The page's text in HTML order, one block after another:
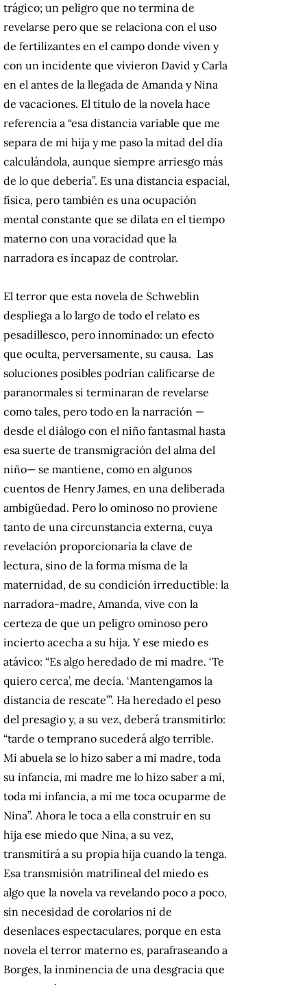
trágico; un peligro que no termina de
revelarse pero que se relaciona con el uso
de fertilizantes en el campo donde viven y
con un incidente que vivieron David y Carla
en el antes de la llegada de Amanda y Nina
de vacaciones. El título de la novela hace
referencia a “esa distancia variable que me
separa de mi hija y me paso la mitad del día
calculándola, aunque siempre arriesgo más
de lo que debería”. Es una distancia espacial,
física, pero también es una ocupación
mental constante que se dilata en el tiempo
materno con una voracidad que la
narradora es incapaz de controlar.
El terror que esta novela de Schweblin
despliega a lo largo de todo el relato es
pesadillesco, pero innominado: un efecto
que oculta, perversamente, su causa. Las
soluciones posibles podrían calificarse de
paranormales si terminaran de revelarse
como tales, pero todo en la narración —
desde el diálogo con el niño fantasmal hasta
esa suerte de transmigración del alma del
niño— se mantiene, como en algunos
cuentos de Henry James, en una deliberada
ambigüedad. Pero lo ominoso no proviene
tanto de una circunstancia externa, cuya
revelación proporcionaría la clave de
lectura, sino de la forma misma de la
maternidad, de su condición irreductible: la
narradora-madre, Amanda, vive con la
certeza de que un peligro ominoso pero
incierto acecha a su hija. Y ese miedo es
atávico: “Es algo heredado de mi madre. ‘Te
quiero cerca’, me decía. ‘Mantengamos la
distancia de rescate’”. Ha heredado el peso
del presagio y, a su vez, deberá transmitirlo:
“tarde o temprano sucederá algo terrible.
Mi abuela se lo hizo saber a mi madre, toda
su infancia, mi madre me lo hizo saber a mí,
toda mi infancia, a mí me toca ocuparme de
Nina”. Ahora le toca a ella construir en su
hija ese miedo que Nina, a su vez,
transmitirá a su propia hija cuando la tenga.
Esa transmisión matrilineal del miedo es
algo que la novela va revelando poco a poco,
sin necesidad de corolarios ni de
desenlaces espectaculares, porque en esta
novela el terror materno es, parafraseando a
Borges, la inminencia de una desgracia que